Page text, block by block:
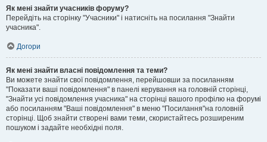
Як мені знайти учасників форуму?
Перейдіть на сторінку "Учасники" і натисніть на посилання "Знайти
учасника".
Догори
Як мені знайти власні повідомлення та теми?
Ви можете знайти свої повідомлення, перейшовши за посиланням
"Показати ваші повідомлення" в панелі керування на головній сторінці,
"Знайти усі повідомлення учасника" на сторінці вашого профілю на форумі
або посиланням "Ваші повідомлення" в меню "Посилання"на головній
сторінці. Щоб знайти створені вами теми, скористайтесь розширеним
пошуком і задайте необхідні поля.